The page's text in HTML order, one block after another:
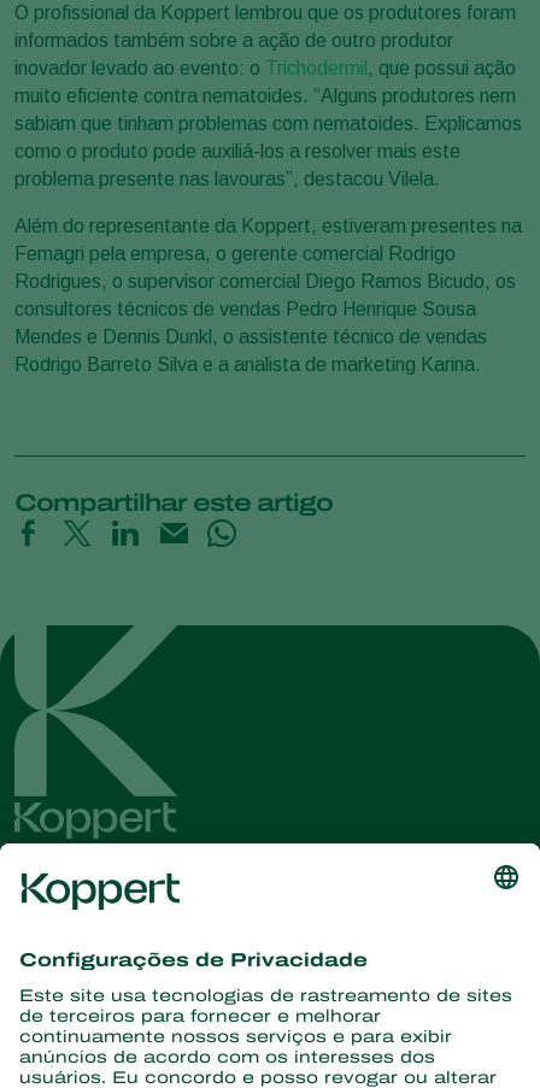
O profissional da Koppert lembrou que os produtores foram
informados também sobre a ação de outro produtor
inovador levado ao evento: o Trichodermil , que possui ação
muito eficiente contra nematoides. “Alguns produtores nem
sabiam que tinham problemas com nematoides. Explicamos
como o produto pode auxiliá-los a resolver mais este
problema presente nas lavouras”, destacou Vilela.
Além do representante da Koppert, estiveram presentes na
Femagri pela empresa, o gerente comercial Rodrigo
Rodrigues, o supervisor comercial Diego Ramos Bicudo, os
consultores técnicos de vendas Pedro Henrique Sousa
Mendes e Dennis Dunkl, o assistente técnico de vendas
Rodrigo Barreto Silva e a analista de marketing Karina.
Compartilhar este artigo
informações
Assine aqui